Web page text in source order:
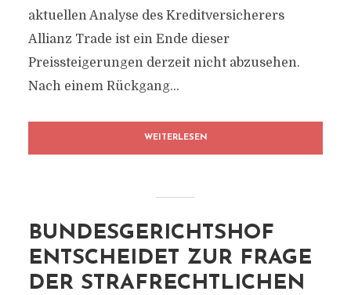
aktuellen Analyse des Kreditversicherers
Allianz Trade ist ein Ende dieser
Preissteigerungen derzeit nicht abzusehen.
Nach einem Rückgang...
WEITERLESEN
BUNDESGERICHTSHOF
ENTSCHEIDET ZUR FRAGE
DER STRAFRECHTLICHEN